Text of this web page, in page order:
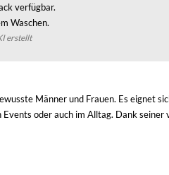
verfügbar.
Waschen.
erstellt
Männer und Frauen. Es eignet
oder auch im Alltag. Dank